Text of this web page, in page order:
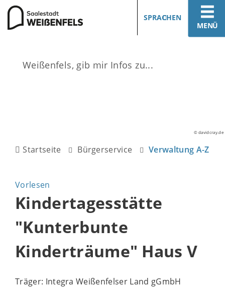
MENÜ
SPRACHEN
© davidcray.de
Startseite Bürgerservice Verwaltung A-Z
Vorlesen
Kindertagesstätte
"Kunterbunte
Kinderträume" Haus V
Träger: Integra Weißenfelser Land gGmbH